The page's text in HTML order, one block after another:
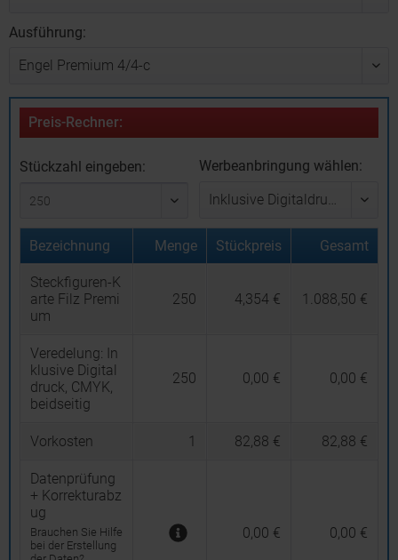
Ausführung:
Preis-Rechner:
Stückzahl eingeben: Werbeanbringung wählen:
Bezeichnung Menge Stückpreis Gesamt
Steckfiguren-K
arte Filz Premi
um
250 4,354 € 1.088,50 €
Veredelung: In
klusive Digital
druck, CMYK,
beidseitig
250 0,00 € 0,00 €
Vorkosten 1 82,88 € 82,88 €
Datenprüfung
+ Korrekturabz
ug
Brauchen Sie Hilfe
bei der Erstellung
0,00 € 0,00 €